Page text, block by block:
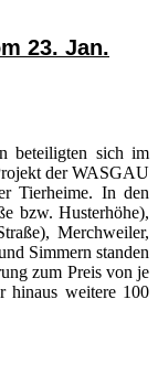
23. Jan.
beteiligten sich im
der WASGAU
Tierheime. In den
bzw. Husterhöhe),
Merchweiler,
Simmern standen
zum Preis von je
hinaus weitere 100